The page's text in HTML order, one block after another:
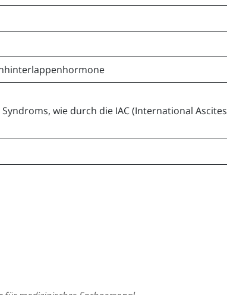
wie durch die IAC (International Ascites